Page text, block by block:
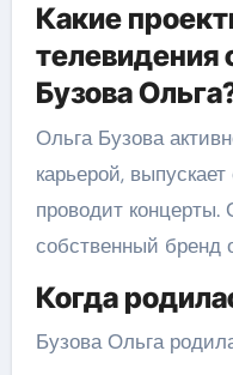
Какие
телевидения
Бузова
Ольга Бузова
карьерой,
проводит концерты.
собственный бренд
Когда
Бузова Ольга